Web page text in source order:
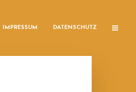
IMPRESSUM DATENSCHUTZ